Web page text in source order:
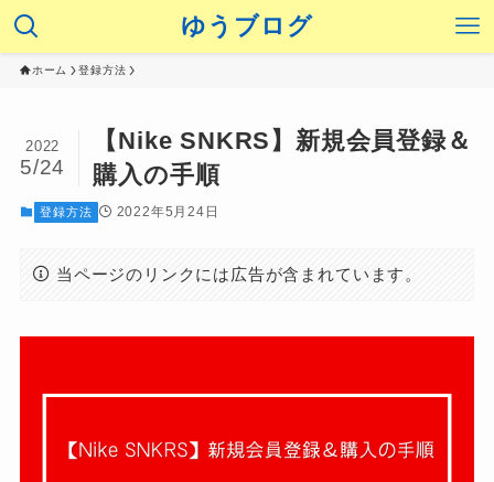
ゆうブログ
ホーム 登録方法
【Nike SNKRS】新規会員登録＆
購入の手順
2022
5/24
登録方法 2022年5月24日
当ページのリンクには広告が含まれています。